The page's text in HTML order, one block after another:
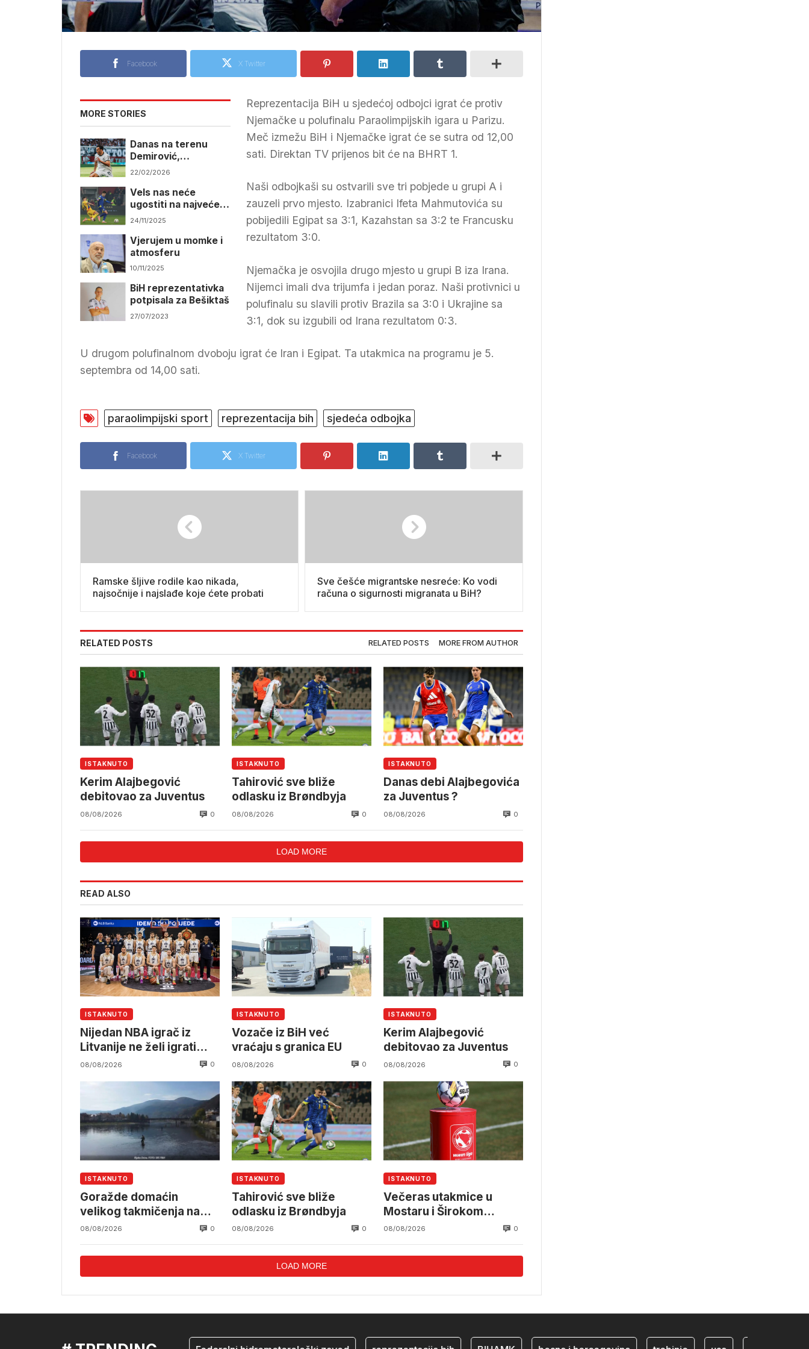
Facebook X Twitter
MORE STORIES
Danas na terenu
Demirović,
Alajbegović,
22/02/2026
Vels nas neće
ugostiti na najvećem
stadionu
24/11/2025
Vjerujem u momke i
atmosferu
10/11/2025
BiH reprezentativka
potpisala za Bešiktaš
27/07/2023
Reprezentacija BiH u sjedećoj odbojci igrat će protiv
Njemačke u polufinalu Paraolimpijskih igara u Parizu.
Meč izmežu BiH i Njemačke igrat će se sutra od 12,00
sati. Direktan TV prijenos bit će na BHRT 1.
Naši odbojkaši su ostvarili sve tri pobjede u grupi A i
zauzeli prvo mjesto. Izabranici Ifeta Mahmutovića su
pobijedili Egipat sa 3:1, Kazahstan sa 3:2 te Francusku
rezultatom 3:0.
Njemačka je osvojila drugo mjesto u grupi B iza Irana.
Nijemci imali dva trijumfa i jedan poraz. Naši protivnici u
polufinalu su slavili protiv Brazila sa 3:0 i Ukrajine sa
3:1, dok su izgubili od Irana rezultatom 0:3.
U drugom polufinalnom dvoboju igrat će Iran i Egipat. Ta utakmica na programu je 5.
septembra od 14,00 sati.
paraolimpijski sport reprezentacija bih sjedeća odbojka
Facebook X Twitter
Ramske šljive rodile kao nikada,
najsočnije i najslađe koje ćete probati
Sve češće migrantske nesreće: Ko vodi
računa o sigurnosti migranata u BiH?
RELATED POSTS RELATED POSTS MORE FROM AUTHOR
ISTAKNUTO
Kerim Alajbegović
debitovao za Juventus
08/08/2026 0
ISTAKNUTO
Tahirović sve bliže
odlasku iz Brøndbyja
08/08/2026 0
ISTAKNUTO
Danas debi Alajbegovića
za Juventus ?
08/08/2026 0
LOAD MORE
READ ALSO
ISTAKNUTO
Nijedan NBA igrač iz
Litvanije ne želi igrati
protiv BiH
08/08/2026 0
ISTAKNUTO
Vozače iz BiH već
vraćaju s granica EU
08/08/2026 0
ISTAKNUTO
Kerim Alajbegović
debitovao za Juventus
08/08/2026 0
ISTAKNUTO
Goražde domaćin
velikog takmičenja na
Drini
08/08/2026 0
ISTAKNUTO
Tahirović sve bliže
odlasku iz Brøndbyja
08/08/2026 0
ISTAKNUTO
Večeras utakmice u
Mostaru i Širokom
Brijegu
08/08/2026 0
LOAD MORE